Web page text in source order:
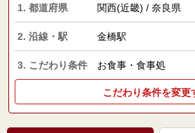
1. 都道府県 関西(近畿) / 奈良県
2. 沿線・駅 金橋駅
3. こだわり条件 お食事・食事処
こだわり条件を変更